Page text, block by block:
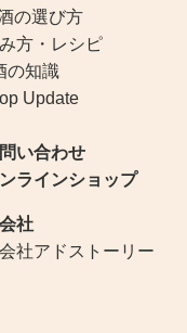
の選び方
方・レシピ
の知識
Update
い合わせ
ラインショップ
社
社アドストーリー